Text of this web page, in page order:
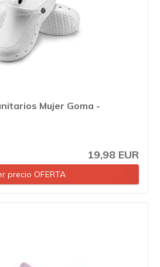
Mujer Goma -
19,98 EUR
precio OFERTA